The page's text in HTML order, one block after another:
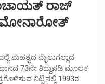
ರಾಜ್
ಮೋನಾರೋತ್
ಮಹತ್ವದ ಮೈಲುಗಲ್ಲಾದ
73ನೇ ತಿದ್ದುಪಡಿ ಮೂಲಕ
ನಿಟ್ಟಿನಲ್ಲಿ 1993ರ